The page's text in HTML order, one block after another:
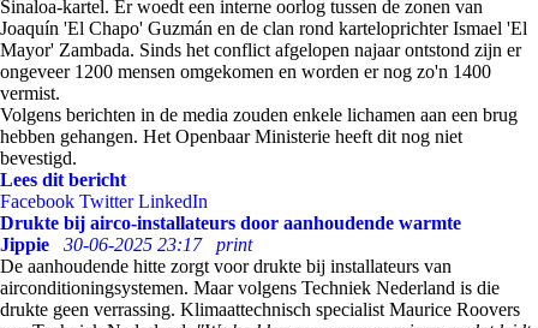
Sinaloa-kartel. Er woedt een interne oorlog tussen de zonen van
Joaquín 'El Chapo' Guzmán en de clan rond karteloprichter Ismael 'El
Mayor' Zambada. Sinds het conflict afgelopen najaar ontstond zijn er
ongeveer 1200 mensen omgekomen en worden er nog zo'n 1400
vermist.
Volgens berichten in de media zouden enkele lichamen aan een brug
hebben gehangen. Het Openbaar Ministerie heeft dit nog niet
bevestigd.
Lees dit bericht
Facebook Twitter LinkedIn
Drukte bij airco-installateurs door aanhoudende warmte
Jippie
30-06-2025 23:17
print
De aanhoudende hitte zorgt voor drukte bij installateurs van
airconditioningsystemen. Maar volgens Techniek Nederland is die
drukte geen verrassing. Klimaattechnisch specialist Maurice Roovers